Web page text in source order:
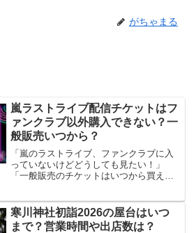
がちゃまる
嵐ラストライブ配信チケットはフ
ァンクラブ以外購入できない？一
般販売いつから？
「嵐のラストライブ、ファンクラブに入
っていないけどどうしても見たい！」
「一般販売のチケットはいつから買える
ドームで開催されるARASHI LIVE TOUR
20...
寒川神社初詣2026の屋台はいつ
まで？営業時間や出店数は？